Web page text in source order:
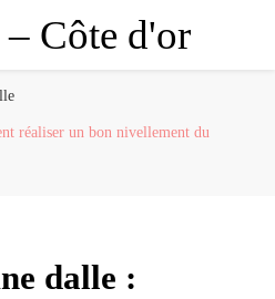
Côte d'or
réaliser un bon nivellement du
dalle :